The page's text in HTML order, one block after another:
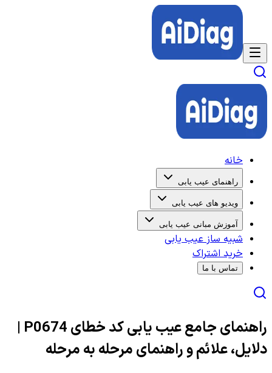
خانه
راهنمای عیب یابی
ویدیو های عیب یابی
آموزش مبانی عیب یابی
شبیه ساز عیب یابی
خرید اشتراک
تماس با ما
راهنمای جامع عیب یابی کد خطای P0674 |
دلایل، علائم و راهنمای مرحله به مرحله